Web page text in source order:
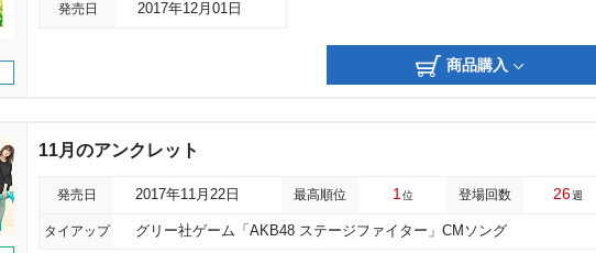
発売日 2017年12月01日
商品購入
11月のアンクレット
発売日 2017年11月22日 最高順位 1 位 登場回数 26週
タイアップ グリー社ゲーム「AKB48 ステージファイター」CMソング